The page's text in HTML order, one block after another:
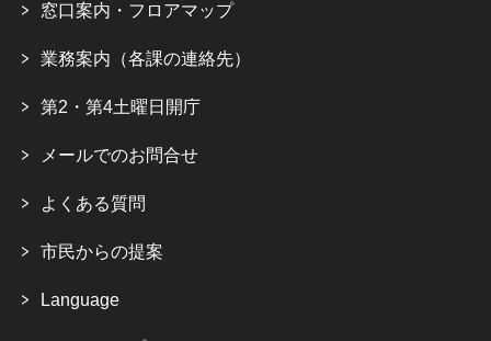
窓口案内・フロアマップ
業務案内（各課の連絡先）
第2・第4土曜日開庁
メールでのお問合せ
よくある質問
市民からの提案
Language